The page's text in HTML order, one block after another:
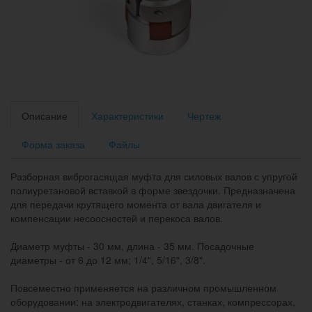
Описание Характеристики Чертеж
Форма заказа Файлы
Разборная виброгасящая муфта для силовых валов с упругой
полиуретановой вставкой в форме звездочки. Предназначена
для передачи крутящего момента от вала двигателя и
компенсации несоосностей и перекоса валов.
Диаметр муфты - 30 мм, длина - 35 мм. Посадочные
диаметры - от 6 до 12 мм; 1/4", 5/16", 3/8".
Повсеместно применяется на различном промышленном
оборудовании: на электродвигателях, станках, компрессорах,